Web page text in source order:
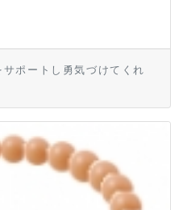
ポートし勇気づけてくれ